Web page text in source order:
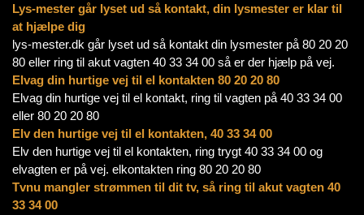
Lys-mester går lyset ud så kontakt, din lysmester er klar til
at hjælpe dig
lys-mester.dk går lyset ud så kontakt din lysmester på 80 20 20
80 eller ring til akut vagten 40 33 34 00 så er der hjælp på vej.
Elvag din hurtige vej til el kontakten 80 20 20 80
Elvag din hurtige vej til el kontakt, ring til vagten på 40 33 34 00
eller 80 20 20 80
Elv den hurtige vej til el kontakten, 40 33 34 00
Elv den hurtige vej til el kontakten, ring trygt 40 33 34 00 og
elvagten er på vej. elkontakten ring 80 20 20 80
Tvnu mangler strømmen til dit tv, så ring til akut vagten 40
33 34 00